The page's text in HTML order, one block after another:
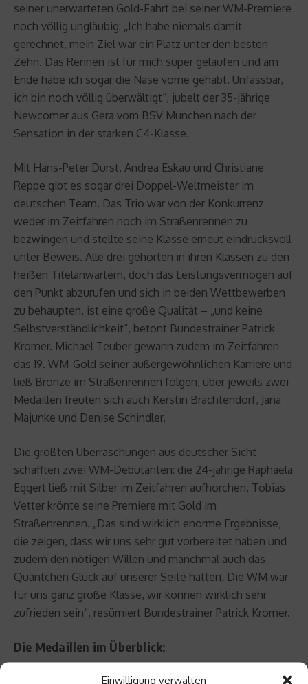
Einwilligung verwalten
seiner unerwarteten Gold-Fahrt bei seiner WM-Premiere
noch völlig ungläubig: „Ich habe niemals damit
gerechnet, mein Ziel war ein Platz unter den besten
Zehn. Das Rennen ist für mich super gelaufen und am
Ende habe ich sogar die Nase vorne gehabt. Unfassbar,
ich bin noch völlig überwältigt“, jubelt der 35-jährige
Newcomer aus Gera vom BSV München nach der
Sensation in der starken C4-Klasse.
Mit Hans-Peter Durst, Andrea Eskau und Christiane
Reppe gibt es sogar drei Doppel-Weltmeister im
deutschen Team. Das Trio war von der Konkurrenz
weder im Zeitfahren noch im Straßenrennen zu
bezwingen und stellte seine Klasse erneut eindrucksvoll
unter Beweis. Alle drei gehörten in ihren Klassen zu den
heißen Titelanwärtern, doch das Leistungsvermögen auf
den Punkt abzurufen und sich in beiden Wettbewerben
zu behaupten, ist eine große Qualität – „und keine
Selbstverständlichkeit“, betont Bundestrainer Patrick
Kromer. Michael Teuber gewann zudem im Zeitfahren
das 19. WM-Gold seiner außergewöhnlichen Karriere und
ließ Bronze im Straßenrennen folgen, über jeweils zwei
Medaillen freuten sich auch Kerstin Brachtendorf, Jana
Majunke und Denise Schindler.
Die größten Überraschungen aus deutscher Sicht
schafften zwei WM-Debütanten: die 24-jährige Raphaela
Eggert ließ mit Silber im Zeitfahren aufhorchen, Tobias
Vetter krönte seine Premiere mit Gold im
Straßenrennen. „Das sind wirklich enorme Ergebnisse,
die zeigen, dass wir uns sehr gut vorbereitet haben und
zudem den nötigen Willen und manchmal auch das
Quäntchen Glück auf unserer Seite hatten. Die WM war
für uns ganz große Klasse, wir können wirklich sehr
zufrieden sein“, resümiert Bundestrainer Patrick Kromer.
Die Medaillen im Überblick: